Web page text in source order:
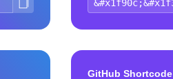
GitHub Shortcode